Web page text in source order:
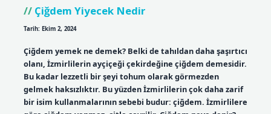
Çiğdem Yiyecek Nedir
Tarih: Ekim 2, 2024
Çiğdem yemek ne demek? Belki de tahıldan daha şaşırtıcı
olanı, İzmirlilerin ayçiçeği çekirdeğine çiğdem demesidir.
Bu kadar lezzetli bir şeyi tohum olarak görmezden
gelmek haksızlıktır. Bu yüzden İzmirlilerin çok daha zarif
bir isim kullanmalarının sebebi budur: çiğdem. İzmirlilere